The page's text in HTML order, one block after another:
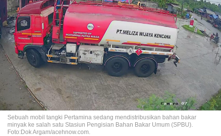
Sebuah mobil tangki Pertamina sedang mendistribusikan bahan bakar
minyak ke salah satu Stasiun Pengisian Bahan Bakar Umum (SPBU).
Foto:Dok Argam/acehnow.com.